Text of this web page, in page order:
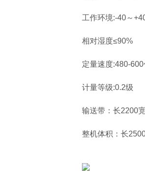
工作环境:-40～
相对湿度≤90%
定量速度:480-
计量等级:0.2级
输送带：长2200
整机体积：长